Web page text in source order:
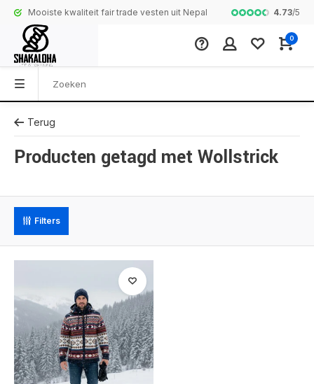
Mooiste kwaliteit fair trade vesten uit Nepal Complete
4.73/5
0
Terug
Producten getagd met Wollstrick
Filters